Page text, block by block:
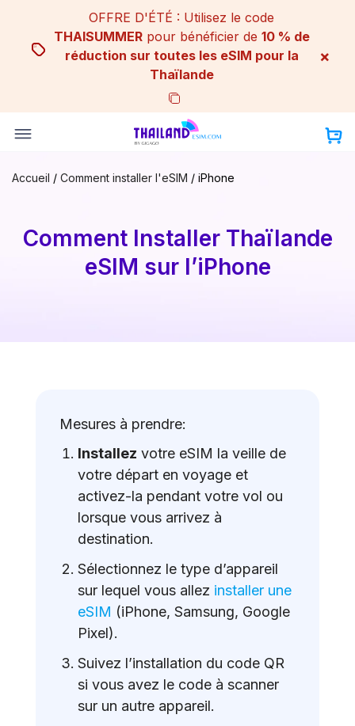
content
OFFRE D'ÉTÉ : Utilisez le code
THAISUMMERpour bénéficier de 10 % de
réduction sur toutes les eSIM pour la
Thaïlande
×
Accueil / Comment installer l'eSIM / iPhone
Comment Installer Thaïlande
eSIM sur l’iPhone
Mesures à prendre:
Installez votre eSIM la veille de
votre départ en voyage et
activez-la pendant votre vol ou
lorsque vous arrivez à
destination.
Sélectionnez le type d’appareil
sur lequel vous allez installer une
eSIM (iPhone, Samsung, Google
Pixel).
Suivez l’installation du code QR
si vous avez le code à scanner
sur un autre appareil.